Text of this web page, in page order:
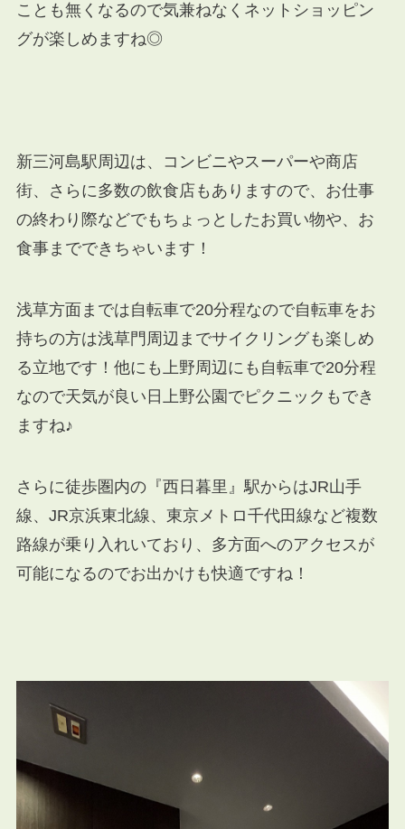
ことも無くなるので気兼ねなくネットショッピン
グが楽しめますね◎
新三河島駅周辺は、コンビニやスーパーや商店
街、さらに多数の飲食店も ありますので、 お仕事
の終わり際などでもちょっとしたお買い物や、お
食事までできちゃいます！
浅草方面までは自転車で20分程なので自転車をお
持ちの方は浅草門周辺までサイクリングも楽しめ
る立地です！他にも上野周辺にも自転車で20分程
なので天気が良い日上野公園でピクニックもでき
ますね♪
さらに徒歩圏内の『西日暮里』駅からはJR山手
線、JR京浜東北線、東京メトロ千代田線など複数
路線が乗り入れいており、多方面へのアクセスが
可能になるのでお出かけも快適ですね！